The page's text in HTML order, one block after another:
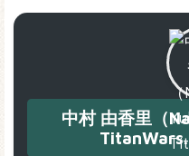
中村 由香里（